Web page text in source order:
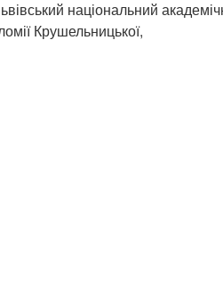
національний
Крушельницької,